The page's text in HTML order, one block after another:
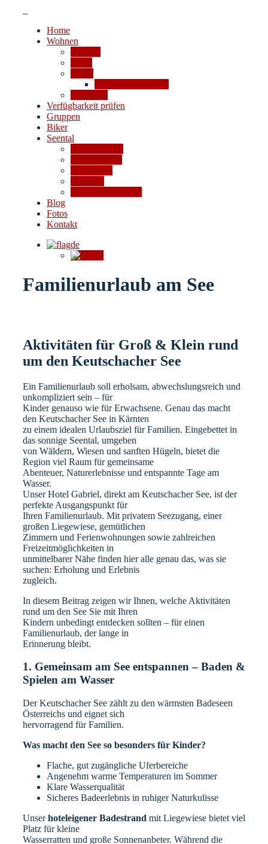
Home
Wohnen
Verfügbarkeit prüfen
Gruppen
Biker
Seental
Blog
Fotos
Kontakt
de
Familienurlaub am See
Aktivitäten für Groß & Klein rund
um den Keutschacher See
Ein Familienurlaub soll erholsam, abwechslungsreich und
unkompliziert sein – für
Kinder genauso wie für Erwachsene. Genau das macht
den Keutschacher See in Kärnten
zu einem idealen Urlaubsziel für Familien. Eingebettet in
das sonnige Seental, umgeben
von Wäldern, Wiesen und sanften Hügeln, bietet die
Region viel Raum für gemeinsame
Abenteuer, Naturerlebnisse und entspannte Tage am
Wasser.
Unser Hotel Gabriel, direkt am Keutschacher See, ist der
perfekte Ausgangspunkt für
Ihren Familienurlaub. Mit privatem Seezugang, einer
großen Liegewiese, gemütlichen
Zimmern und Ferienwohnungen sowie zahlreichen
Freizeitmöglichkeiten in
unmittelbarer Nähe finden hier alle genau das, was sie
suchen: Erholung und Erlebnis
zugleich.
In diesem Beitrag zeigen wir Ihnen, welche Aktivitäten
rund um den See Sie mit Ihren
Kindern unbedingt entdecken sollten – für einen
Familienurlaub, der lange in
Erinnerung bleibt.
1. Gemeinsam am See entspannen – Baden &
Spielen am Wasser
Der Keutschacher See zählt zu den wärmsten Badeseen
Österreichs und eignet sich
hervorragend für Familien.
Was macht den See so besonders für Kinder?
Flache, gut zugängliche Uferbereiche
Angenehm warme Temperaturen im Sommer
Klare Wasserqualität
Sicheres Badeerlebnis in ruhiger Naturkulisse
Unserhoteleigener Badestrand mit Liegewiese bietet viel
Platz für kleine
Wasserratten und große Sonnenanbeter. Während die